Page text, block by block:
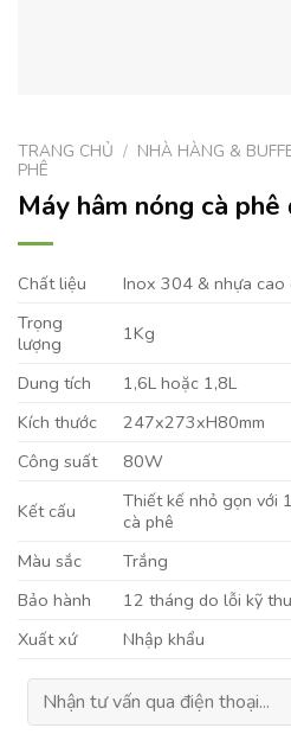
TRANG CHỦ / NHÀ HÀNG &
PHÊ
Máy hâm nóng cà
Chất liệu
Inox 304 & nhựa cao
Trọng
lượng
1Kg
Dung tích
1,6L hoặc 1,8L
Kích thước
247x273xH80mm
Công suất
80W
Kết cấu
Thiết kế nhỏ gọn với
cà phê
Màu sắc
Trắng
Bảo hành
12 tháng do lỗi kỹ
Xuất xứ
Nhập khẩu